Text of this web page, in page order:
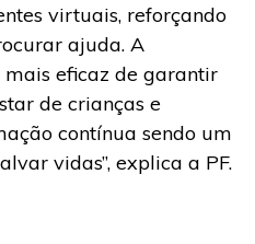
virtuais, reforçando
ajuda. A
eficaz de garantir
de crianças e
contínua sendo um
vidas”, explica a PF.